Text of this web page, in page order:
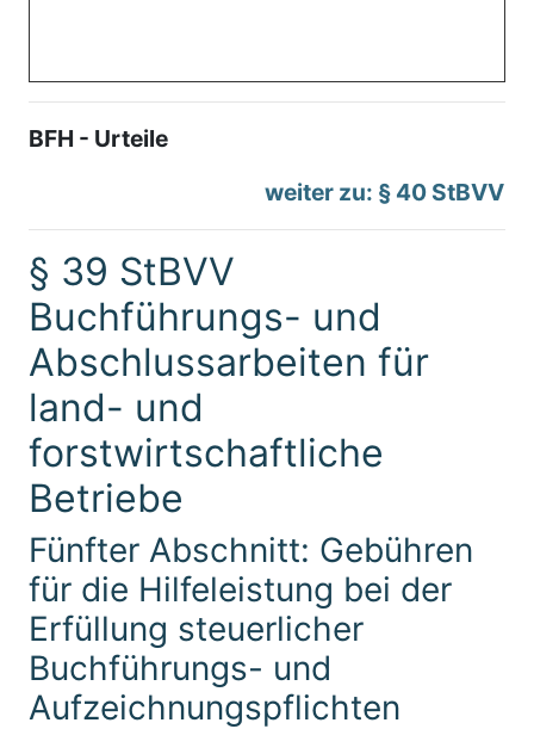
BFH - Urteile
weiter zu: § 40 StBVV
§ 39 StBVV
Buchführungs- und
Abschlussarbeiten für
land- und
forstwirtschaftliche
Betriebe
Fünfter Abschnitt: Gebühren
für die Hilfeleistung bei der
Erfüllung steuerlicher
Buchführungs- und
Aufzeichnungspflichten